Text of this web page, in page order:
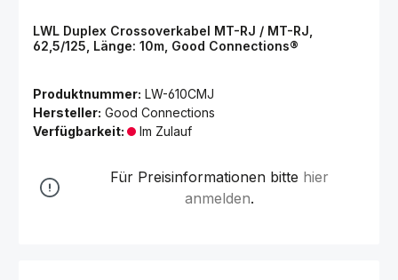
LWL Duplex Crossoverkabel MT-RJ / MT-RJ,
62,5/125, Länge: 10m, Good Connections®
Produktnummer: LW-610CMJ
Hersteller: Good Connections
Verfügbarkeit:
Im Zulauf
Für Preisinformationen bitte hier
anmelden.